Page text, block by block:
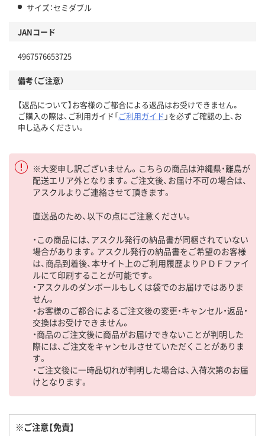
サイズ：セミダブル
JANコード
4967576653725
備考（ご注意）
【返品について】お客様のご都合による返品はお受けできません。
ご購入の際は、ご利用ガイド「ご利用ガイド 」を必ずご確認の上、お
申し込みください。
※大変申し訳ございません。こちらの商品は沖縄県・離島が
配送エリア外となります。ご注文後、お届け不可の場合は、
アスクルよりご連絡させて頂きます。
直送品のため、以下の点にご注意ください。
・この商品には、アスクル発行の納品書が同梱されていない
場合があります。アスクル発行の納品書をご希望のお客様
は、商品到着後、本サイト上のご利用履歴よりＰＤＦファイ
ルにて印刷することが可能です。
・アスクルのダンボールもしくは袋でのお届けではありま
せん。
・お客様のご都合によるご注文後の変更・キャンセル・返品・
交換はお受けできません。
・商品のご注文後に商品がお届けできないことが判明した
際には、ご注文をキャンセルさせていただくことがありま
す。
・ご注文後に一時品切れが判明した場合は、入荷次第のお届
けとなります。
※ご注意【免責】